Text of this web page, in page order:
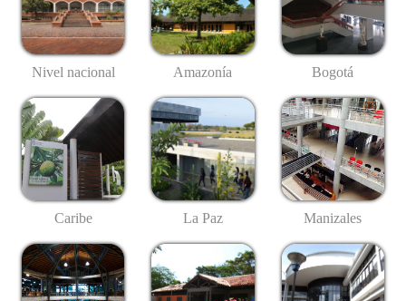
Nivel nacional Amazonía Bogotá
Caribe La Paz Manizales